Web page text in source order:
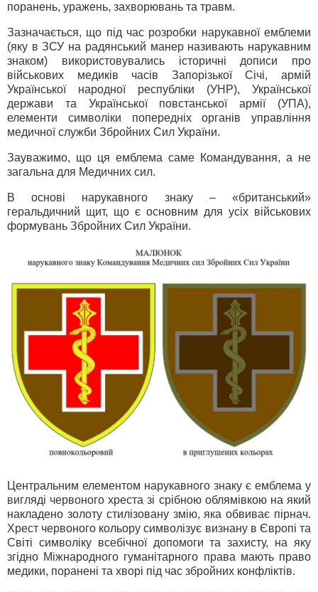
поранень, уражень, захворювань та травм.
Зазначається, що під час розробки нарукавної емблеми
(яку в ЗСУ на радянський манер називають нарукавним
знаком) використовувались історичні дописи про
військових медиків часів Запорізької Січі, армій
Української народної республіки (УНР), Української
держави та Української повстанської армії (УПА),
елементи символіки попередніх органів управління
медичної служби Збройних Сил України.
Зауважимо, що ця емблема саме Командування, а не
загальна для Медичних сил.
В основі нарукавного знаку – «британський»
геральдичний щит, що є основним для усіх військових
формувань Збройних Сил України.
Центральним елементом нарукавного знаку є емблема у
вигляді червоного хреста зі срібною облямівкою на який
накладено золоту стилізовану змію, яка обвиває пірнач.
Хрест червоного кольору символізує визнану в Європі та
Світі символіку всебічної допомоги та захисту, на яку
згідно Міжнародного гуманітарного права мають право
медики, поранені та хворі під час збройних конфліктів.